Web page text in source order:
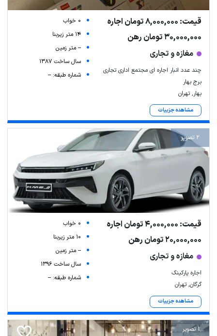
قیمت: 8,000,000 تومان اجاره
30,000,000 تومان رهن
مغازه و تجاری
چند عدد انبار اجاره ای مجتمع اداری تجاری
برج بهار
بهار, تهران
مشاهده جزییات
0 خواب
14 متر زیربنا
-- متر زمین
سال ساخت 1387
شماره طبقه: --
2 تصویر
قیمت: 4,000,000 تومان اجاره
20,000,000 تومان رهن
مغازه و تجاری
اجاره پارکینگ
گرگان, تهران
مشاهده جزییات
0 خواب
10 متر زیربنا
-- متر زمین
سال ساخت 1396
شماره طبقه: --
1 تصویر